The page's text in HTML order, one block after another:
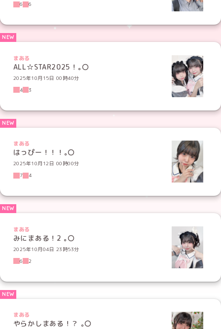
6
6
まある
ALL☆STAR2025！｡〇
2025年10月15日 00時40分
4
3
まある
はっぴー！！！｡〇
2025年10月12日 00時00分
7
4
まある
みにまある！2 ｡〇
2025年10月04日 23時53分
6
2
まある
やらかしまある！？ ｡〇